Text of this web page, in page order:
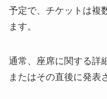
予定で、チケットは複
ます。
通常、座席に関する詳
またはその直後に発表